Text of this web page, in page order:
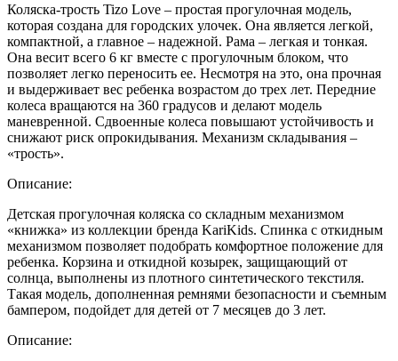
Коляска-трость Tizo Love – простая прогулочная модель,
которая создана для городских улочек. Она является легкой,
компактной, а главное – надежной. Рама – легкая и тонкая.
Она весит всего 6 кг вместе с прогулочным блоком, что
позволяет легко переносить ее. Несмотря на это, она прочная
и выдерживает вес ребенка возрастом до трех лет. Передние
колеса вращаются на 360 градусов и делают модель
маневренной. Сдвоенные колеса повышают устойчивость и
снижают риск опрокидывания. Механизм складывания –
«трость».
Описание:
Детская прогулочная коляска со складным механизмом
«книжка» из коллекции бренда KariKids. Спинка с откидным
механизмом позволяет подобрать комфортное положение для
ребенка. Корзина и откидной козырек, защищающий от
солнца, выполнены из плотного синтетического текстиля.
Такая модель, дополненная ремнями безопасности и съемным
бампером, подойдет для детей от 7 месяцев до 3 лет.
Описание: